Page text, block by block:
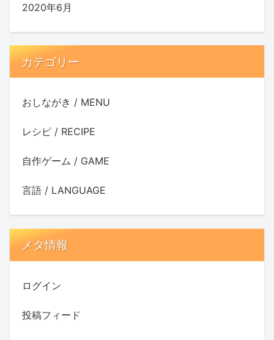
2020年6月
カテゴリー
おしながき / MENU
レシピ / RECIPE
自作ゲーム / GAME
言語 / LANGUAGE
メタ情報
ログイン
投稿フィード